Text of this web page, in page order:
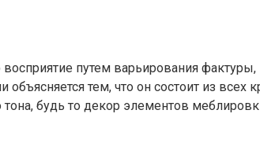
путем варьирования
тем, что он состоит из
будь то декор элементов